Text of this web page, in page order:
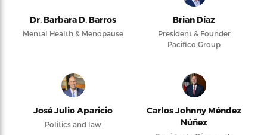
Dr. Barbara D. Barros
Mental Health & Menopause
Brian Díaz
President & Founder
Pacifico Group
José Julio Aparicio
Politics and law
Carlos Johnny Méndez
Núñez